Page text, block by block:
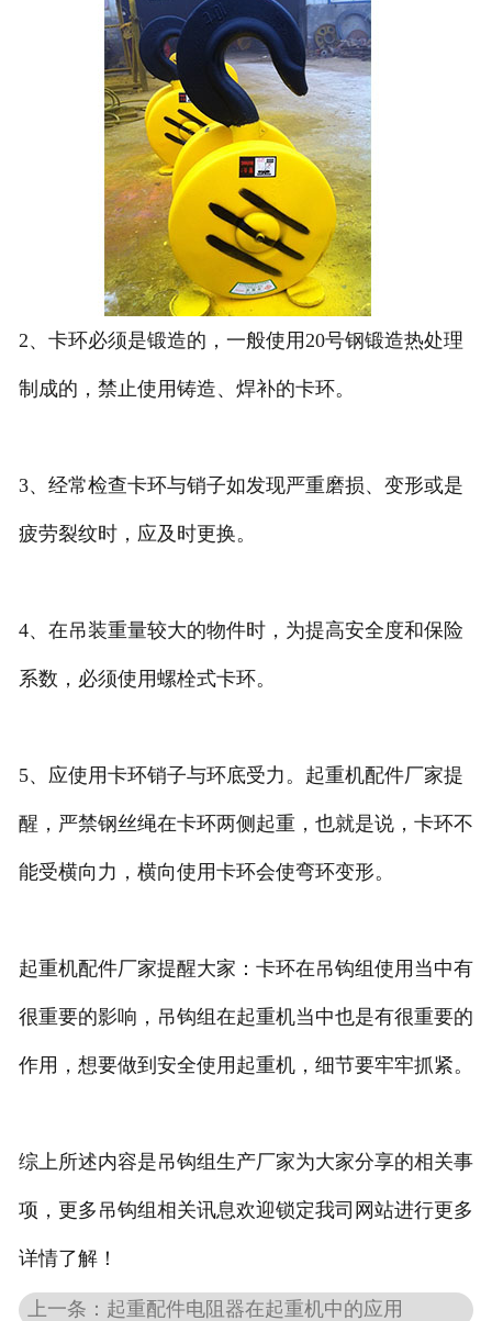
2、卡环必须是锻造的，一般使用20号钢锻造热处理
制成的，禁止使用铸造、焊补的卡环。
3、经常检查卡环与销子如发现严重磨损、变形或是
疲劳裂纹时，应及时更换。
4、在吊装重量较大的物件时，为提高安全度和保险
系数，必须使用螺栓式卡环。
5、应使用卡环销子与环底受力。起重机配件厂家提
醒，严禁钢丝绳在卡环两侧起重，也就是说，卡环不
能受横向力，横向使用卡环会使弯环变形。
起重机配件厂家提醒大家：卡环在吊钩组使用当中有
很重要的影响，吊钩组在起重机当中也是有很重要的
作用，想要做到安全使用起重机，细节要牢牢抓紧。
综上所述内容是吊钩组生产厂家为大家分享的相关事
项，更多吊钩组相关讯息欢迎锁定我司网站进行更多
详情了解！
上一条：起重配件电阻器在起重机中的应用